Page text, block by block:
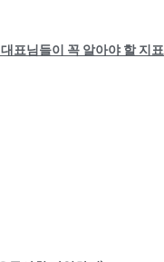
표님들이 꼭 알아야 할 지표